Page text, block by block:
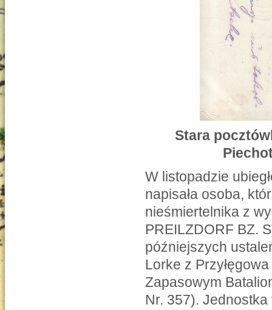
Stara
W listopadzie
napisała osoba,
nieśmiertelnika z
PREILZDORF BZ.
późniejszych
Lorke z
Zapasowym
Nr. 357).